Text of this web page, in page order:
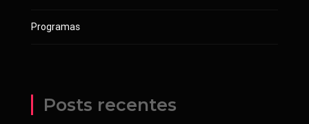
Programas
Posts recentes